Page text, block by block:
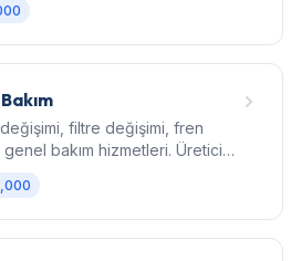
filtre değişimi, fren
bakım hizmetleri. Üretici